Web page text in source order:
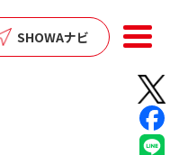
SHOWAナビ SHARE: